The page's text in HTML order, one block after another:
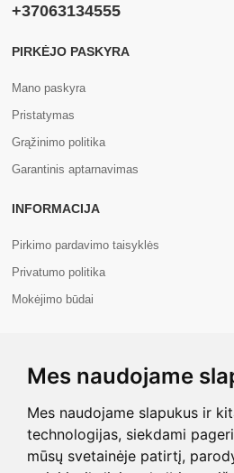
Mes naudojame
Mes naudojame slapukus ir
technologijas, siekdami
mūsų svetainėje patirtį,
+37063134555
PIRKĖJO PASKYRA
Mano paskyra
Pristatymas
Grąžinimo politika
Garantinis aptarnavimas
INFORMACIJA
Pirkimo pardavimo taisyklės
Privatumo politika
Mokėjimo būdai
Apie mus